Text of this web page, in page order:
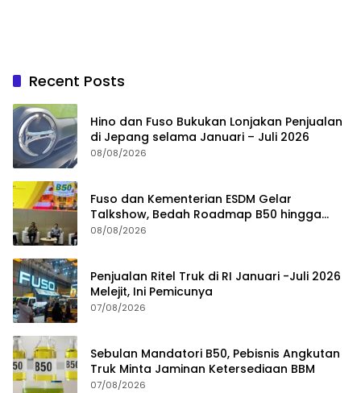
Recent Posts
Hino dan Fuso Bukukan Lonjakan Penjualan
di Jepang selama Januari – Juli 2026
08/08/2026
Fuso dan Kementerian ESDM Gelar
Talkshow, Bedah Roadmap B50 hingga
Dampaknya
08/08/2026
Penjualan Ritel Truk di RI Januari -Juli 2026
Melejit, Ini Pemicunya
07/08/2026
Sebulan Mandatori B50, Pebisnis Angkutan
Truk Minta Jaminan Ketersediaan BBM
07/08/2026